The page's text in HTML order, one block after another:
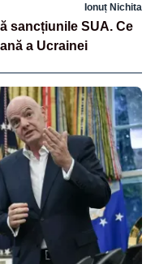
Ionuț Nichita
sancțiunile SUA. Ce
a Ucrainei